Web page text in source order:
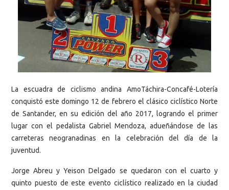
La escuadra de ciclismo andina AmoTáchira-Concafé-Lotería
conquistó este domingo 12 de febrero el clásico ciclístico Norte
de Santander, en su edición del año 2017, logrando el primer
lugar con el pedalista Gabriel Mendoza, adueñándose de las
carreteras neogranadinas en la celebración del día de la
juventud.
Jorge Abreu y Yeison Delgado se quedaron con el cuarto y
quinto puesto de este evento ciclístico realizado en la ciudad